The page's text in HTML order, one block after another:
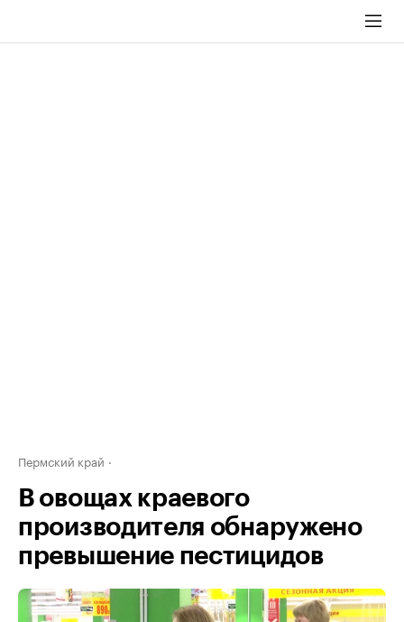
Пермский край
В овощах краевого
производителя обнаружено
превышение пестицидов